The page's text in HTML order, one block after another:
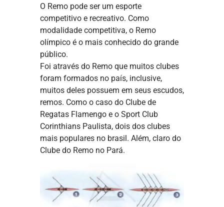
O Remo pode ser um esporte
competitivo e recreativo. Como
modalidade competitiva, o Remo
olímpico é o mais conhecido do grande
público.
Foi através do Remo que muitos clubes
foram formados no país, inclusive,
muitos deles possuem em seus escudos,
remos. Como o caso do Clube de
Regatas Flamengo e o Sport Club
Corinthians Paulista, dois dos clubes
mais populares no brasil. Além, claro do
Clube do Remo no Pará.